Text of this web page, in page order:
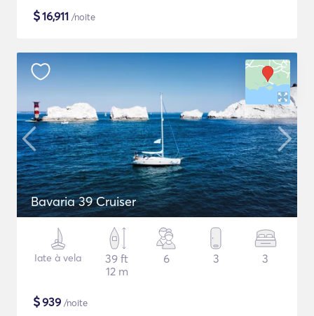
$16,911 /noite
Bavaria 39 Cruiser
Iate à vela
39 ft
12 m
6 3 3
$939 /noite